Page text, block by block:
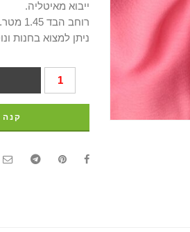
ייבוא מאיטליה.
רוחב הבד 1.45 מטר.
ניתן למצוא בחנות
קנה